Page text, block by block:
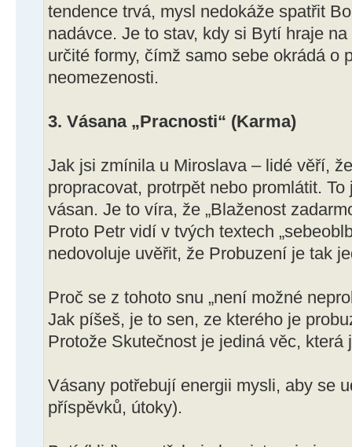
tendence trvá, mysl nedokáže spatřit
nadávce. Je to stav, kdy si Bytí hraje
určité formy, čímž samo sebe okrádá o
neomezenosti.
3. Vásana „Pracnosti“ (Karma)
Jak jsi zmínila u Miroslava – lidé věří,
propracovat, protrpět nebo promlátit.
vásan. Je to víra, že „Blaženost
Proto Petr vidí v tvých textech
nedovoluje uvěřit, že Probuzení je tak
Proč se z tohoto snu „není možné
Jak píšeš, je to sen, ze kterého je
Protože Skutečnost je jediná věc, která
Vásany potřebují energii mysli, aby se
příspěvků, útoky).